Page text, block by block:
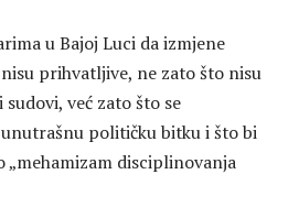
u Bajoj Luci da izmjene
prihvatljive, ne zato što nisu
već zato što se
političku bitku i što bi
„mehamizam disciplinovanja